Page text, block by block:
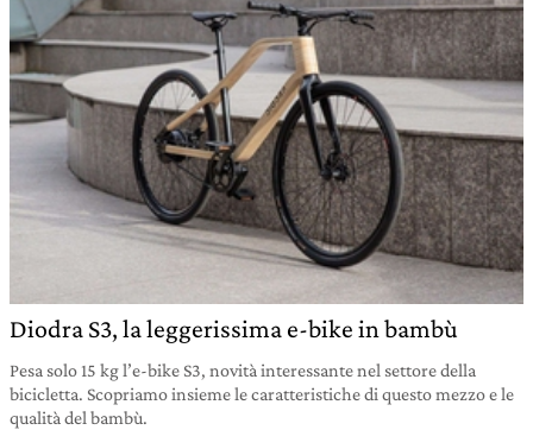
Diodra S3, la leggerissima e-bike in bambù
Pesa solo 15 kg l’e-bike S3, novità interessante nel settore della
bicicletta. Scopriamo insieme le caratteristiche di questo mezzo e le
qualità del bambù.